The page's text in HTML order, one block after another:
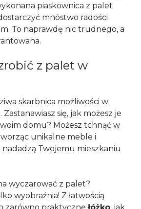
piaskownica z palet
mnóstwo radości
To naprawdę nic trudnego, a
z palet w
skarbnica możliwości w
się, jak możesz je
domu? Możesz tchnąć w
unikalne meble i
Twojemu mieszkaniu
wyczarować z palet?
wyobraźnia! Z łatwością